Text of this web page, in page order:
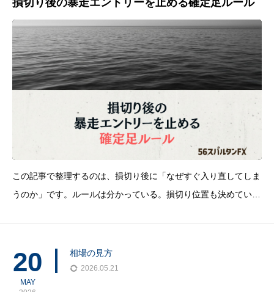
この記事で整理するのは、損切り後に「なぜすぐ入り直してしま
うのか」です。ルールは分かっている。損切り位置も決めてい
で入る。見送った相場が伸びて、後追いし
20
MAY
相場の見方
2026.05.21